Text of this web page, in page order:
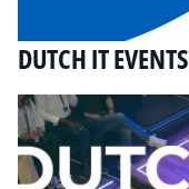
DUTCH IT EVENTS